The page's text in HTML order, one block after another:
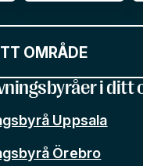
OMRÅDE
i ditt
Uppsala
Örebro